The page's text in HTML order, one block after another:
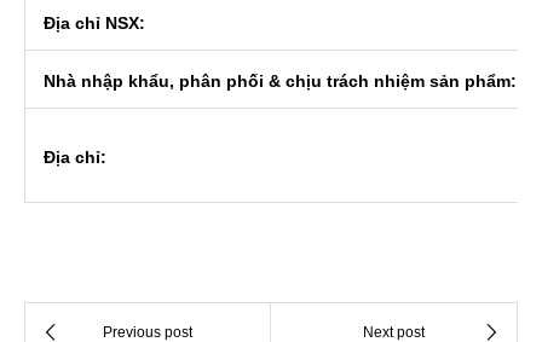
Địa chỉ NSX:
Nhà nhập khẩu, phân phối & chịu trách nhiệm sản phẩm:
Địa chỉ: